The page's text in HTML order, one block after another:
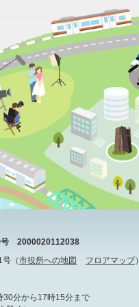
号 2000020112038
（市役所への地図 フロアマップ）
分から17時15分まで